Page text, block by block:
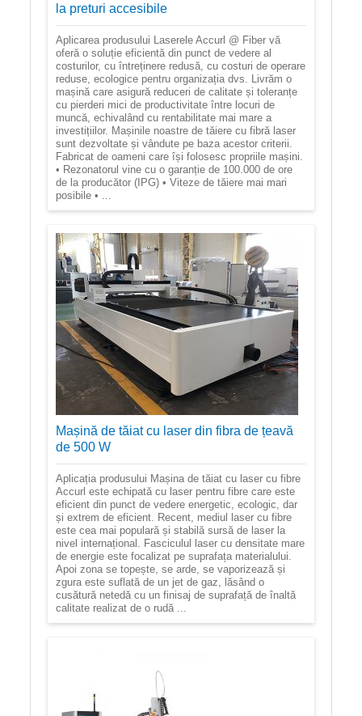
la preturi accesibile
Aplicarea produsului Laserele Accurl @ Fiber vă
oferă o soluție eficientă din punct de vedere al
costurilor, cu întreținere redusă, cu costuri de operare
reduse, ecologice pentru organizația dvs. Livrăm o
mașină care asigură reduceri de calitate și toleranțe
cu pierderi mici de productivitate între locuri de
muncă, echivalând cu rentabilitate mai mare a
investițiilor. Mașinile noastre de tăiere cu fibră laser
sunt dezvoltate și vândute pe baza acestor criterii.
Fabricat de oameni care își folosesc propriile mașini.
• Rezonatorul vine cu o garanție de 100.000 de ore
de la producător (IPG) • Viteze de tăiere mai mari
posibile • ...
Mașină de tăiat cu laser din fibra de țeavă
de 500 W
Aplicația produsului Mașina de tăiat cu laser cu fibre
Accurl este echipată cu laser pentru fibre care este
eficient din punct de vedere energetic, ecologic, dar
și extrem de eficient. Recent, mediul laser cu fibre
este cea mai populară și stabilă sursă de laser la
nivel internațional. Fasciculul laser cu densitate mare
de energie este focalizat pe suprafața materialului.
Apoi zona se topește, se arde, se vaporizează și
zgura este suflată de un jet de gaz, lăsând o
cusătură netedă cu un finisaj de suprafață de înaltă
calitate realizat de o rudă ...